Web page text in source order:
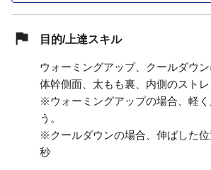
目的/上達スキル
ウォーミングアップ、クールダウ
体幹側面、太もも裏、内側のスト
※ウォーミングアップの場合、軽
う。
※クールダウンの場合、伸ばした
秒